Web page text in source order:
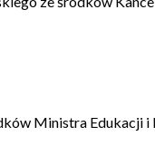
Ministra Edukacji i